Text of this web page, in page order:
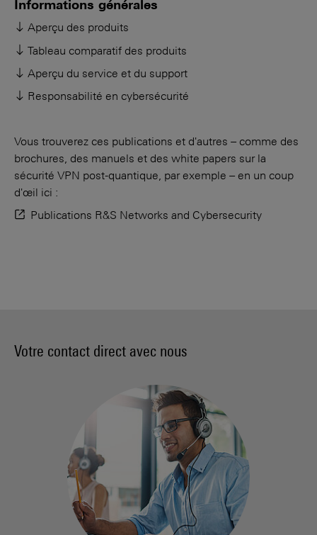
Informations générales
Aperçu des produits
Tableau comparatif des produits
Aperçu du service et du support
Responsabilité en cybersécurité
Vous trouverez ces publications et d'autres – comme des
brochures, des manuels et des white papers sur la
sécurité VPN post-quantique, par exemple – en un coup
d'œil ici :
Publications R&S Networks and Cybersecurity
Votre contact direct avec nous